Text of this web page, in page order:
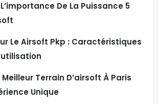
De La Puissance 5
Le Airsoft Pkp : Caractéristiques
Terrain D’airsoft À Paris
Unique